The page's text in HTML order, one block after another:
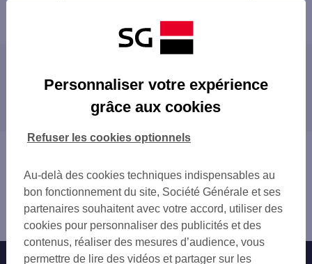
CONFLANS CHENNEVIERES
JOUY LE MOUTIER
SAINT OUEN AUMONE CENTRE
MAISONS LAFFITTE
PONTOISE
VAUREAL
TRIEL SUR SEINE
CARRIERES SOUS POISSY
Les agences SG dans les villes à proximité
ÉRAGNY
JOUY-LE-MOUTIER
CHANTELOUP-LES-VIGNES
HERBLAY
SAINT-OUEN-L'AUMÔNE
CARRIÈRES-SOUS-POISSY
Conflans Sainte Honorine
Agence CONFLANS STE HONORINE
Nos engagements Nous contacter
Personnaliser votre expérience
grâce aux cookies
Au-delà des cookies techniques indispensables au
bon fonctionnement du site, Société Générale et ses
partenaires souhaitent avec votre accord, utiliser des
cookies pour personnaliser des publicités et des
contenus, réaliser des mesures d’audience, vous
permettre de lire des vidéos et partager sur les
Refuser les cookies optionnels